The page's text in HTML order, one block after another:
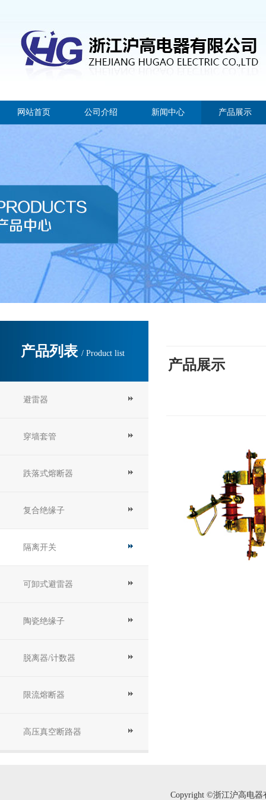
网站首页 公司介绍 新闻中心 产品展示
产品列表 / Product list
避雷器
穿墙套管
跌落式熔断器
复合绝缘子
隔离开关
可卸式避雷器
陶瓷绝缘子
脱离器/计数器
限流熔断器
高压真空断路器
产品展示
Copyright ©浙江沪高电器